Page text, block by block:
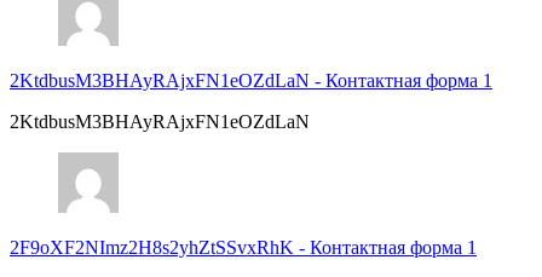
2KtdbusM3BHAyRAjxFN1eOZdLaN - Контактная форма 1
2KtdbusM3BHAyRAjxFN1eOZdLaN
2F9oXF2NImz2H8s2yhZtSSvxRhK - Контактная форма 1